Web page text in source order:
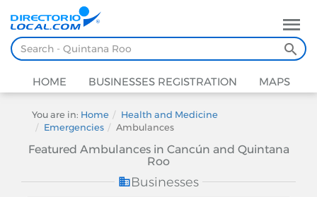
HOME BUSINESSES REGISTRATION MAPS
You are in: Home
Health and Medicine
Emergencies
Ambulances
Featured Ambulances in Cancún and Quintana
Roo
Businesses